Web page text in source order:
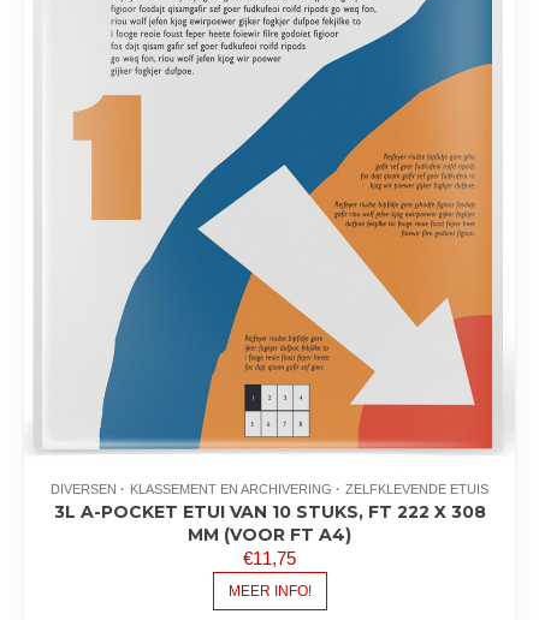
DIVERSEN KLASSEMENT EN ARCHIVERING ZELFKLEVENDE ETUIS
3L A-POCKET ETUI VAN 10 STUKS, FT 222 X 308
MM (VOOR FT A4)
€11,75
MEER INFO!